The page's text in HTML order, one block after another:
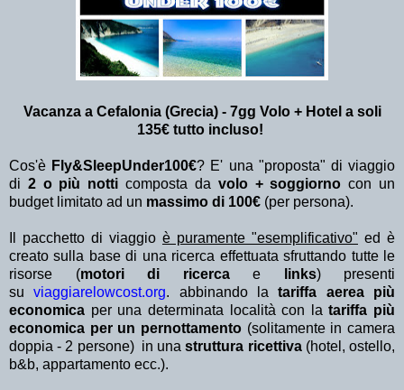
Vacanza a Cefalonia (Grecia) - 7gg Volo + Hotel a soli
135€ tutto incluso!
Cos'è Fly&SleepUnder100€? E' una "proposta" di viaggio
di 2 o più notticomposta da volo + soggiorno con un
budget limitato ad un massimo di 100€ (per persona).
Il pacchetto di viaggio è puramente "esemplificativo" ed è
creato sulla base di una ricerca effettuata sfruttando tutte le
risorse (motori di ricerca e links) presenti
suviaggiarelowcost.org. abbinando la tariffa aerea più
economica per una determinata località con latariffa più
economica per un pernottamento (solitamente in camera
doppia - 2 persone) in unastruttura ricettiva(hotel, ostello,
b&b, appartamento ecc.).